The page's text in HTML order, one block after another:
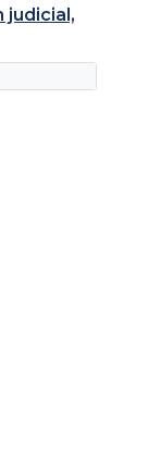
judicial,